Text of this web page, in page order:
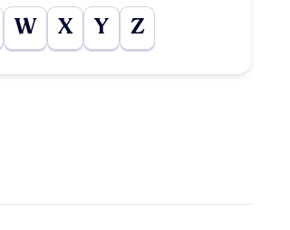
W X Y Z